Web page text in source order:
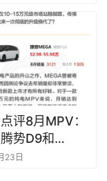
评8月MPV：
势D9和
度MPV销冠
23日